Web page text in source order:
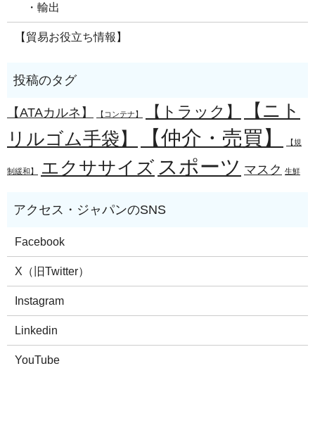
・輸出
【貿易お役立ち情報】
【ATAカルネ】 【コンテナ】 【トラック】
【ニト
リルゴム手袋】
【仲介・売買】 【規
制緩和】 エクササイズ スポーツ マスク 生鮮
Facebook
X（旧Twitter）
Instagram
Linkedin
YouTube